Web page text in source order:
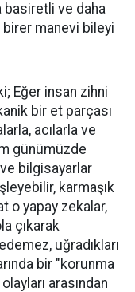
basiretli ve daha
manevi bileyi
Eğer insan zihni
bir et parçası
acılarla ve
günümüzde
bilgisayarlar
karmaşık
o yapay zekalar,
çıkarak
uğradıkları
bir "korunma
arasından